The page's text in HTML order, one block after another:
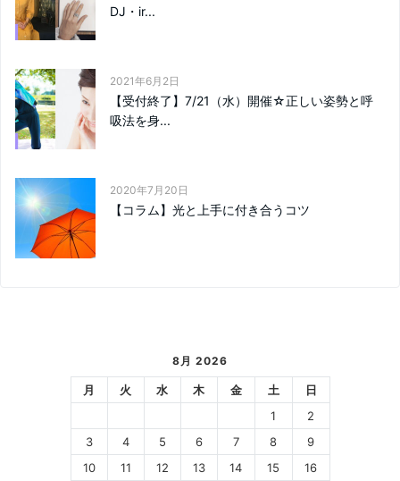
DJ・ir...
2021年6月2日
【受付終了】7/21（水）開催☆正しい姿勢と呼
吸法を身...
2020年7月20日
【コラム】光と上手に付き合うコツ
8月 2026
月 火 水 木 金 土
日
1
2
3
4 5 6 7 8
9
10
11 12 13 14 15
16